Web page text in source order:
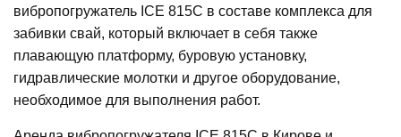
вибропогружатель ICE 815C в составе комплекса для
забивки свай, который включает в себя также
плавающую платформу, буровую установку,
гидравлические молотки и другое оборудование,
необходимое для выполнения работ.